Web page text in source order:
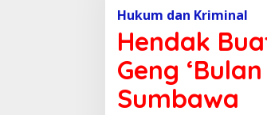
Hukum dan Kriminal
Hendak
Geng
Sumbawa